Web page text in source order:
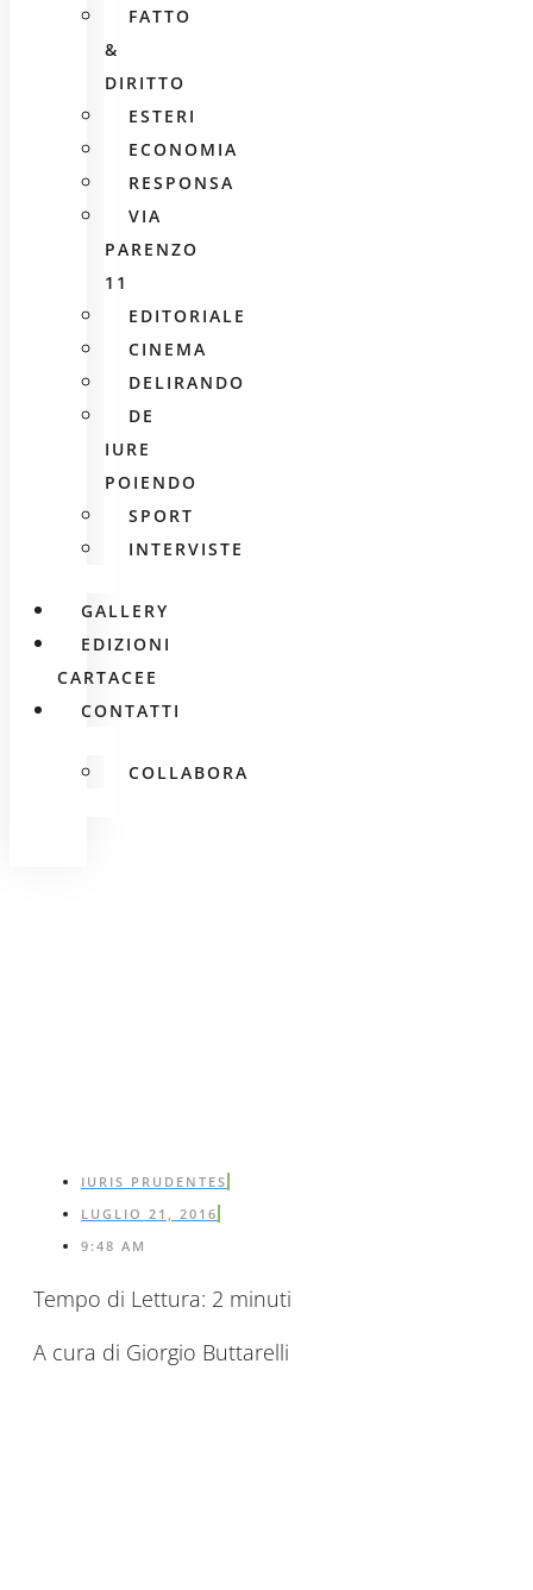
FATTO
&
DIRITTO
ESTERI
ECONOMIA
RESPONSA
VIA
PARENZO
11
EDITORIALE
CINEMA
DELIRANDO
DE
IURE
POIENDO
SPORT
INTERVISTE
GALLERY
EDIZIONI
CARTACEE
CONTATTI
COLLABORA
IURIS PRUDENTES
LUGLIO 21, 2016
9:48 AM
Tempo di Lettura: 2 minuti
A cura di Giorgio Buttarelli